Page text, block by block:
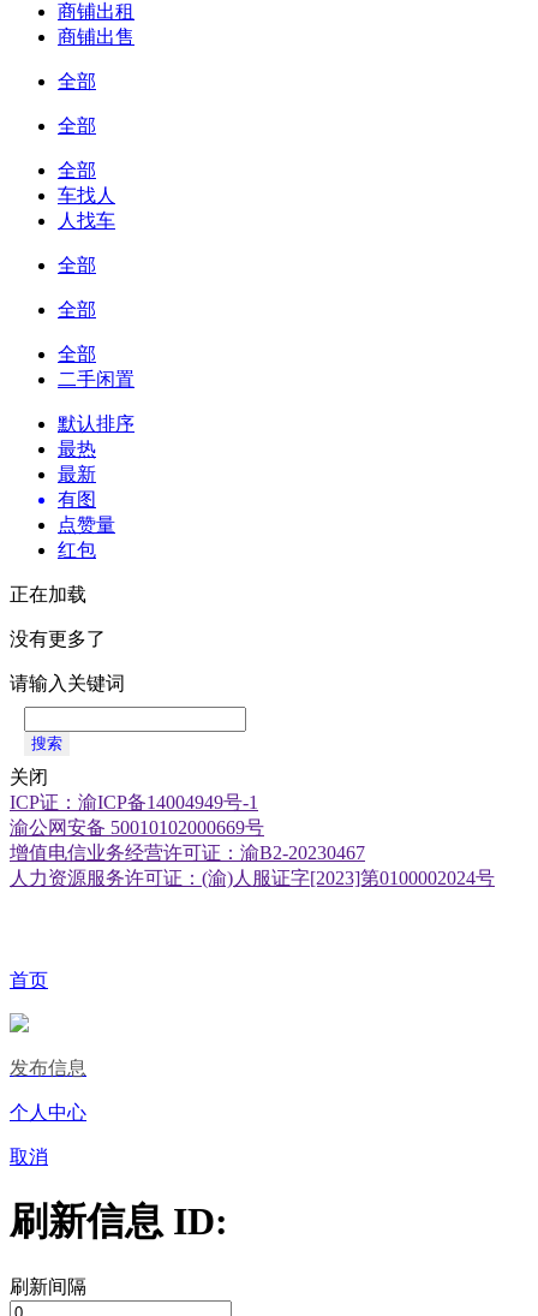
商铺出租
商铺出售
全部
全部
全部
车找人
人找车
全部
全部
全部
二手闲置
默认排序
最热
最新
有图
点赞量
红包
正在加载
没有更多了
请输入关键词
搜索
关闭
ICP证：渝ICP备14004949号-1
渝公网安备 50010102000669号
增值电信业务经营许可证：渝B2-20230467
人力资源服务许可证：(渝)人服证字[2023]第0100002024号
首页
发布信息
个人中心
取消
刷新信息 ID:
刷新间隔